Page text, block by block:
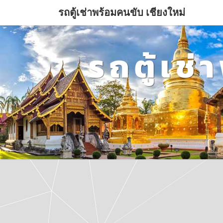
รถตู้เช่าพร้อมคนขับ เชียงใหม่
รถตู้เช่